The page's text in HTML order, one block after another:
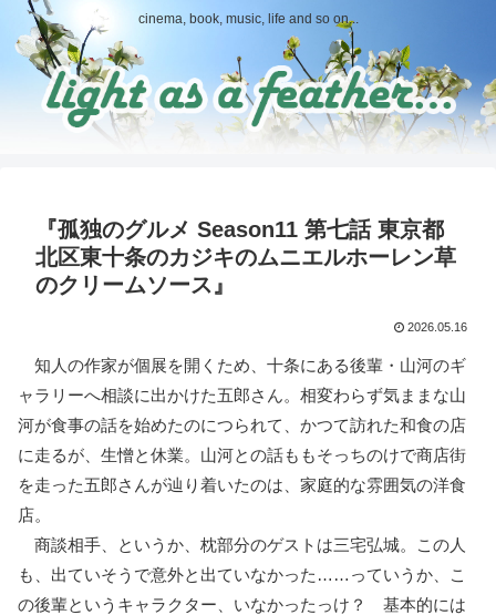
cinema, book, music, life and so on...
『孤独のグルメ Season11 第七話 東京都
北区東十条のカジキのムニエルホーレン草
のクリームソース』
2026.05.16
知人の作家が個展を開くため、十条にある後輩・山河のギ
ャラリーへ相談に出かけた五郎さん。相変わらず気ままな山
河が食事の話を始めたのにつられて、かつて訪れた和食の店
に走るが、生憎と休業。山河との話ももそっちのけで商店街
を走った五郎さんが辿り着いたのは、家庭的な雰囲気の洋食
店。
商談相手、というか、枕部分のゲストは三宅弘城。この人
も、出ていそうで意外と出ていなかった……っていうか、こ
の後輩というキャラクター、いなかったっけ？ 基本的には